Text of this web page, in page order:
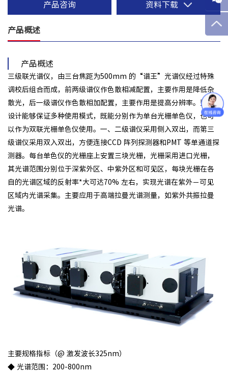
产品咨询 资料下载
产品概述
产品概述
三级联光谱仪，由三台焦距为500mm 的“谱王”光谱仪经过特殊
调校后组合而成，前两级谱仪作色散相减配置，主要作用是降低杂
散光，后一级谱仪作色散相加配置，主要作用是提高分辨率。整台
设计能够保证多种使用模式，既能分别作为单台光栅单色仪，也可
以作为双联光栅单色仪使用。一、二级谱仪采用侧入双出，而第三
级谱仪采用双入双出，方便连接CCD 阵列探测器和PMT 等单通道探
测器。每台单色仪的光栅座上安置三块光栅，光栅采用进口光栅，
其光谱范围分别位于深紫外区、中紫外区和可见区，每块光栅在各
自的光谱区域的反射率*大可达70% 左右，实现光谱在紫外－可见
区域内光谱采集。主要应用于高端拉曼光谱测量，如紫外共振拉曼
光谱。
主要规格指标（@ 激发波长325nm）
◆ 光谱范围：200-800nm